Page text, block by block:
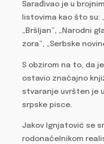
Sarađivao je u
listovima kao što su:
„Bršljan”, „Narodni
zora”, „Serbske
S obzirom na to, da
ostavio značajno
stvaranje uvršten je
srpske pisce.
Jakov Ignjatović se
rodonačelnikom